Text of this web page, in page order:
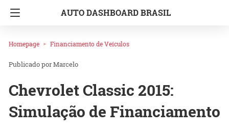
AUTO DASHBOARD BRASIL
Homepage Financiamento de Veículos
Marcelo
Chevrolet Classic 2015:
Simulação de Financiamento